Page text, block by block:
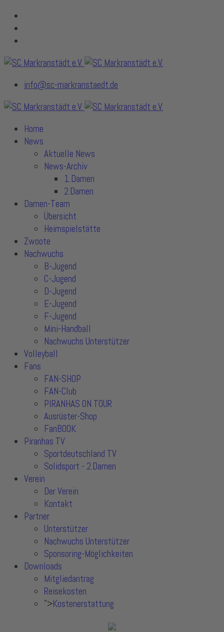
info@sc-markranstaedt.de
Home
News
Aktuelle News
News-Archiv
1.Damen
2.Damen
Damen-Team
Übersicht
Heimspielstätte
Zwoote
Nachwuchs
B-Jugend
C-Jugend
D-Jugend
E-Jugend
F-Jugend
Mini-Handball
Nachwuchs Unterstützer
Volleyball
Fans
FAN-SHOP
FAN-Club
PIRANHAS ON TOUR
Ausrüster-Shop
FanBOOK
Piranhas TV
Sportdeutschland TV
Solidsport - 2.Damen
Verein
Der Verein
Kontakt
Partner
Unterstützer
Nachwuchs Unterstützer
Sponsoring-Möglichkeiten
Downloads
Mitgliedantrag
Reisekosten
">Kostenerstattung